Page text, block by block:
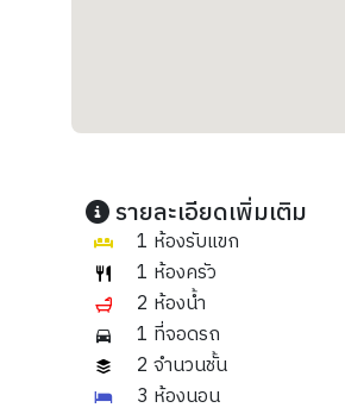
รายละเอียดเพิ่มเติม
1 ห้องรับแขก
1 ห้องครัว
2 ห้องน้ำ
1 ที่จอดรถ
2 จำนวนชั้น
3 ห้องนอน